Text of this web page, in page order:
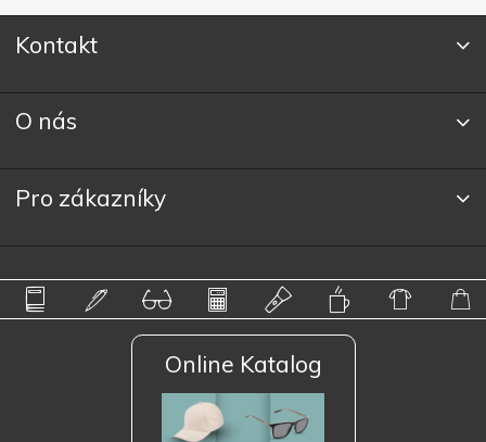
Kontakt
O nás
Pro zákazníky
Online Katalog